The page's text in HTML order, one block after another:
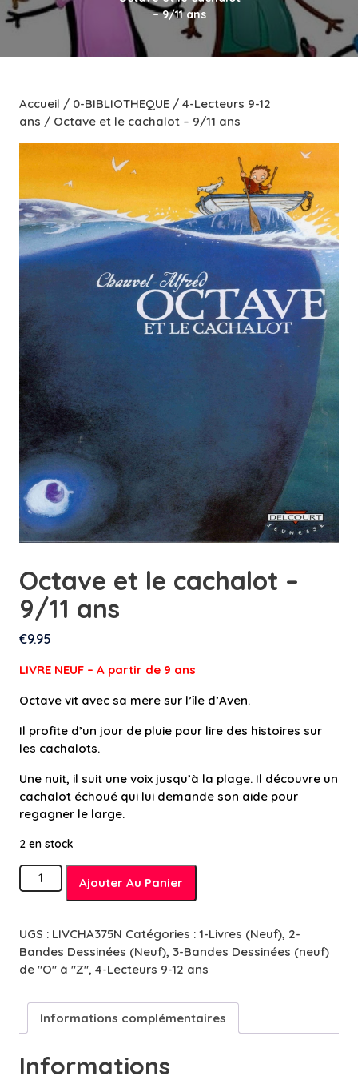
– 9/11 ans
Accueil / 0-BIBLIOTHEQUE / 4-Lecteurs 9-12
ans / Octave et le cachalot – 9/11 ans
Octave et le cachalot –
9/11 ans
€9.95
LIVRE NEUF – A partir de 9 ans
Octave vit avec sa mère sur l’île d’Aven.
Il profite d’un jour de pluie pour lire des histoires sur
les cachalots.
Une nuit, il suit une voix jusqu’à la plage. Il découvre un
cachalot échoué qui lui demande son aide pour
regagner le large.
2 en stock
quantité
de
le
cachalot
-
Ajouter Au Panier
UGS : LIVCHA375N Catégories : 1-Livres (Neuf), 2-
Bandes Dessinées (Neuf), 3-Bandes Dessinées (neuf)
de "O" à "Z", 4-Lecteurs 9-12 ans
Informations complémentaires
Informations